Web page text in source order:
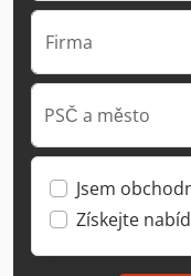
Firma
PSČ a město
Jsem
Získejte